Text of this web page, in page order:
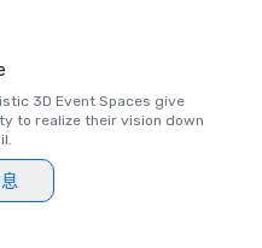
“最佳酒店/度假村”
，“最佳酒店/度假村活动
3D Event Spaces give
to realize their vision down